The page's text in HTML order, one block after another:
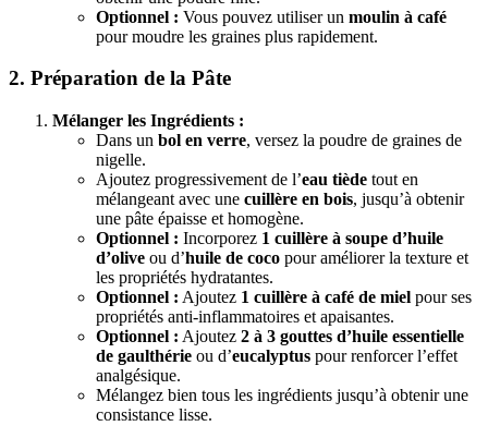
Optionnel : Vous pouvez utiliser un moulin à café
pour moudre les graines plus rapidement.
2. Préparation de la Pâte
Mélanger les Ingrédients :
Dans un bol en verre, versez la poudre de graines de
nigelle.
Ajoutez progressivement de l’eau tiède tout en
mélangeant avec une cuillère en bois, jusqu’à obtenir
une pâte épaisse et homogène.
Optionnel : Incorporez 1 cuillère à soupe d’huile
d’olive ou d’huile de coco pour améliorer la texture et
les propriétés hydratantes.
Optionnel : Ajoutez 1 cuillère à café de miel pour ses
propriétés anti-inflammatoires et apaisantes.
Optionnel : Ajoutez 2 à 3 gouttes d’huile essentielle
de gaulthérie ou d’eucalyptus pour renforcer l’effet
analgésique.
Mélangez bien tous les ingrédients jusqu’à obtenir une
consistance lisse.